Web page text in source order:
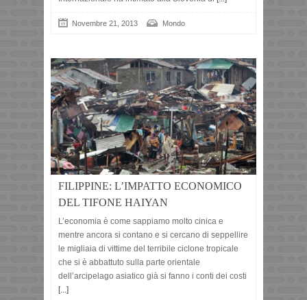
Novembre 21, 2013 Mondo
FILIPPINE: L’IMPATTO ECONOMICO
DEL TIFONE HAIYAN
L’economia è come sappiamo molto cinica e
mentre ancora si contano e si cercano di seppellire
le migliaia di vittime del terribile ciclone tropicale
che si è abbattuto sulla parte orientale
dell’arcipelago asiatico già si fanno i conti dei costi
[...]